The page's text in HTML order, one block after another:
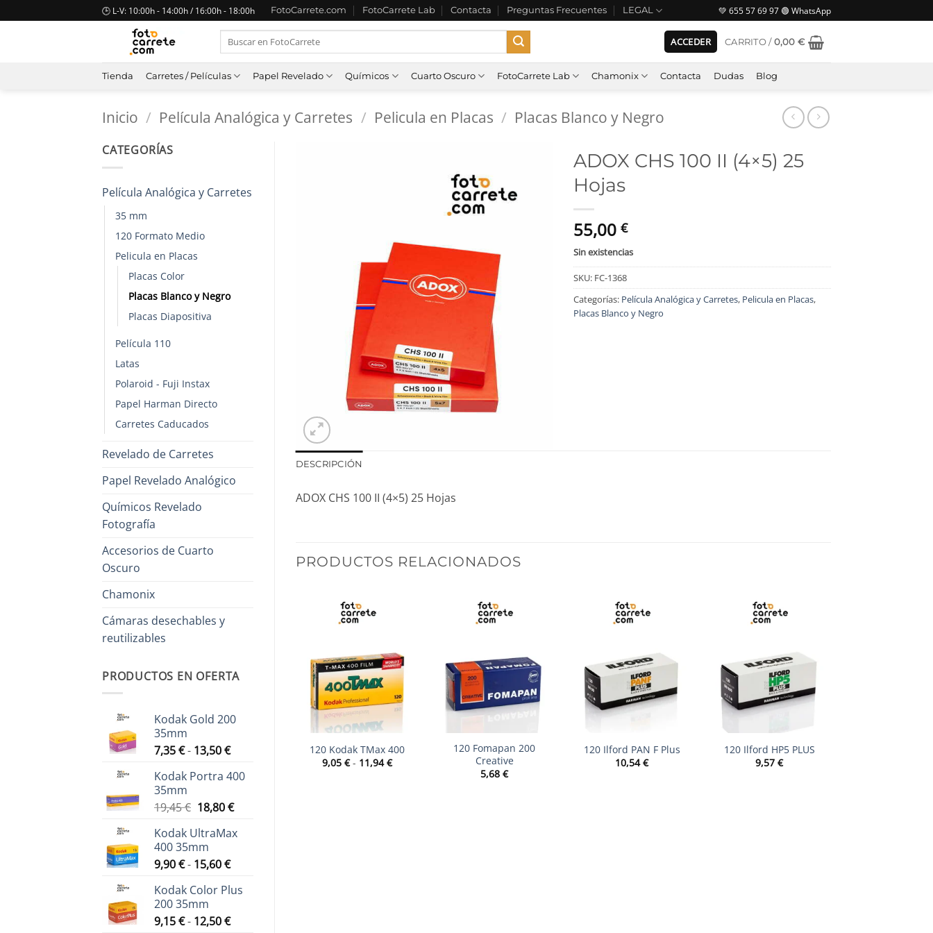
al
🕒 L-V: 10:00h - 14:00h / 16:00h - 18:00h FotoCarrete.com FotoCarrete Lab Contacta Preguntas Frecuentes LEGAL 💚 655 57 69 97 🟢 WhatsApp
Buscar
ACCEDER CARRITO / 0,00 €
Tienda Carretes / Películas Papel Revelado Químicos Cuarto Oscuro FotoCarrete Lab Chamonix Contacta Dudas Blog
Inicio / Película Analógica y Carretes / Pelicula en Placas / Placas Blanco y Negro
CATEGORÍAS
Película Analógica y Carretes
35 mm
120 Formato Medio
Pelicula en Placas
Placas Color
Placas Blanco y Negro
Placas Diapositiva
Película 110
Latas
Polaroid - Fuji Instax
Papel Harman Directo
Carretes Caducados
Revelado de Carretes
Papel Revelado Analógico
Químicos Revelado
Fotografía
Accesorios de Cuarto
Oscuro
Chamonix
Cámaras desechables y
reutilizables
PRODUCTOS EN OFERTA
Kodak Gold 200
35mm
7,35€- 13,50€Rango
precios:
7,35 €
13,50 €
Kodak Portra 400
35mm
19,45€ El
original
era:
19,45 €.
18,80€El
actual
Kodak UltraMax
400 35mm
9,90€- 15,60€Rango
precios:
9,90 €
Kodak Color Plus
200 35mm
9,15€- 12,50€Rango
ADOX CHS 100 II (4×5) 25
Hojas
55,00€
Sin existencias
SKU: FC-1368
Categorías: Película Analógica y Carretes, Pelicula en Placas,
Placas Blanco y Negro
DESCRIPCIÓN
ADOX CHS 100 II (4×5) 25 Hojas
PRODUCTOS RELACIONADOS
120 Kodak TMax 400
9,05 € - 11,94€Rango
120 Fomapan 200
Creative
5,68€
120 Ilford PAN F Plus
10,54€
120 Ilford HP5 PLUS
9,57€